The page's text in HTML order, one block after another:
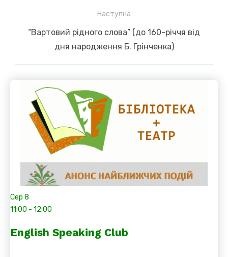
Наступна
Next
“Вартовий рідного слова” (до 160-річчя від
дня народження Б. Грінченка)
Сер 8
11:00 - 12:00
English Speaking Club